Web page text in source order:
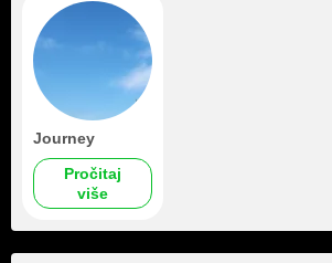
Journey
Pročitaj
više